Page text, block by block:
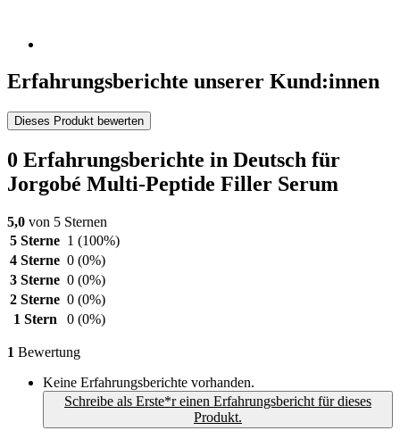
Erfahrungsberichte unserer Kund:innen
Dieses Produkt bewerten
0 Erfahrungsberichte in Deutsch für
Jorgobé Multi-Peptide Filler Serum
5,0 von 5 Sternen
5 Sterne 1 (100%)
4 Sterne 0 (0%)
3 Sterne 0 (0%)
2 Sterne 0 (0%)
1 Stern
0 (0%)
1 Bewertung
Keine Erfahrungsberichte vorhanden.
Schreibe als Erste*r einen Erfahrungsbericht für dieses
Produkt.